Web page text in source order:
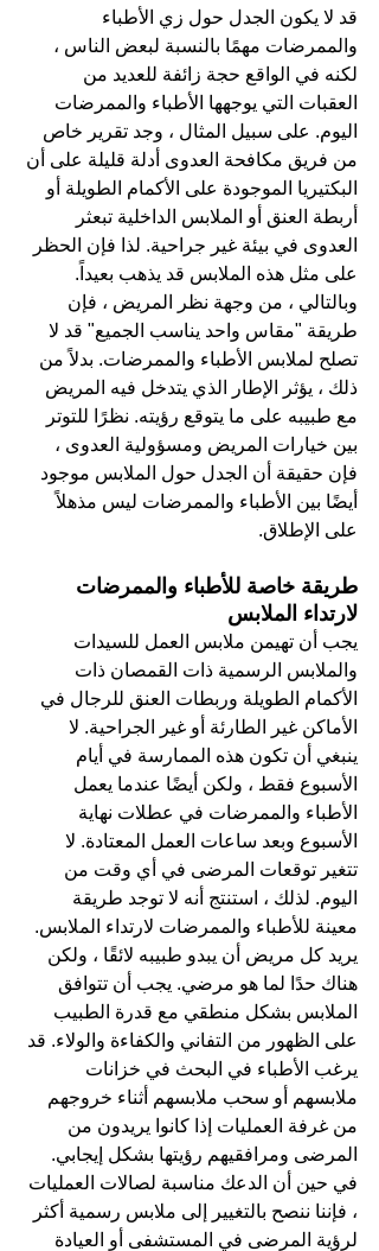
قد لا يكون الجدل حول زي الأطباء
والممرضات مهمًا بالنسبة لبعض الناس ،
لكنه في الواقع حجة زائفة للعديد من
العقبات التي يوجهها الأطباء والممرضات
اليوم. على سبيل المثال ، وجد تقرير خاص
من فريق مكافحة العدوى أدلة قليلة على أن
البكتيريا الموجودة على الأكمام الطويلة أو
أربطة العنق أو الملابس الداخلية تبعثر
العدوى في بيئة غير جراحية. لذا فإن الحظر
على مثل هذه الملابس قد يذهب بعيداً.
وبالتالي ، من وجهة نظر المريض ، فإن
طريقة "مقاس واحد يناسب الجميع" قد لا
تصلح لملابس الأطباء والممرضات. بدلاً من
ذلك ، يؤثر الإطار الذي يتدخل فيه المريض
مع طبيبه على ما يتوقع رؤيته. نظرًا للتوتر
بين خيارات المريض ومسؤولية العدوى ،
فإن حقيقة أن الجدل حول الملابس موجود
أيضًا بين الأطباء والممرضات ليس مذهلاً
على الإطلاق.
طريقة خاصة للأطباء والممرضات
لارتداء الملابس
يجب أن تهيمن ملابس العمل للسيدات
والملابس الرسمية ذات القمصان ذات
الأكمام الطويلة وربطات العنق للرجال في
الأماكن غير الطارئة أو غير الجراحية. لا
ينبغي أن تكون هذه الممارسة في أيام
الأسبوع فقط ، ولكن أيضًا عندما يعمل
الأطباء والممرضات في عطلات نهاية
الأسبوع وبعد ساعات العمل المعتادة. لا
تتغير توقعات المرضى في أي وقت من
اليوم. لذلك ، استنتج أنه لا توجد طريقة
معينة للأطباء والممرضات لارتداء الملابس.
يريد كل مريض أن يبدو طبيبه لائقًا ، ولكن
هناك حدًا لما هو مرضي. يجب أن تتوافق
الملابس بشكل منطقي مع قدرة الطبيب
على الظهور من التفاني والكفاءة والولاء. قد
يرغب الأطباء في البحث في خزانات
ملابسهم أو سحب ملابسهم أثناء خروجهم
من غرفة العمليات إذا كانوا يريدون من
المرضى ومرافقيهم رؤيتها بشكل إيجابي.
في حين أن الدعك مناسبة لصالات العمليات
، فإننا ننصح بالتغيير إلى ملابس رسمية أكثر
لرؤية المرضى في المستشفى أو العيادة